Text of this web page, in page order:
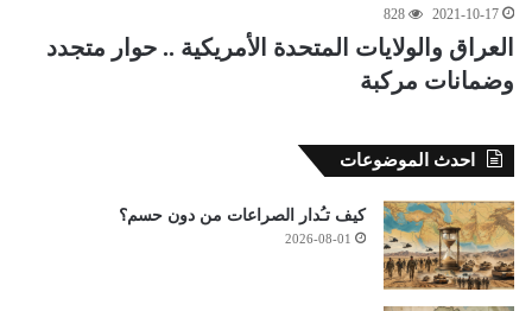
2021-10-17
828
العراق والولايات المتحدة الأمريكية .. حوار متجدد
وضمانات مركبة
احدث الموضوعات
كيف تـُدار الصراعات من دون حسم؟
2026-08-01